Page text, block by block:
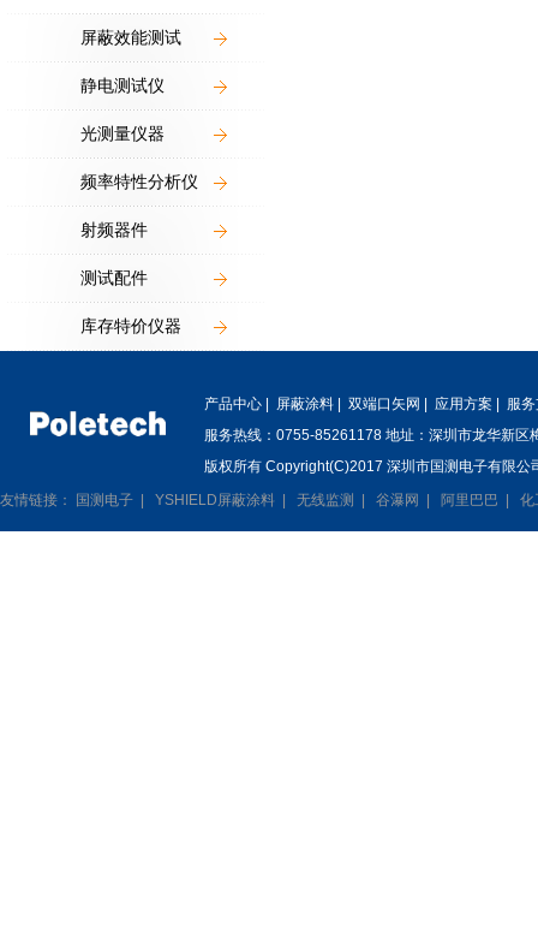
屏蔽效能测试
静电测试仪
光测量仪器
频率特性分析仪
射频器件
测试配件
库存特价仪器
产品中心 屏蔽涂料 双端口矢网 应用方案
服
服务热线：0755-85261178 地址：深圳市龙华新区
版权所有 Copyright(C)2017 深圳市国测电子有限公
友情链接：
国测电子 YSHIELD屏蔽涂料 无线监测 谷瀑网 阿里巴巴 化